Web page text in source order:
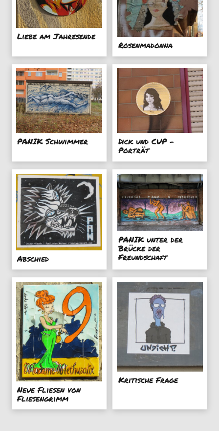
Liebe am Jahresende
Rosenmadonna
PANIK Schwimmer Dick und CUP -
Porträt
Abschied
PANIK unter der
Brücke der
Freundschaft
Neue Fliesen von
Fliesengrimm
Kritische Frage